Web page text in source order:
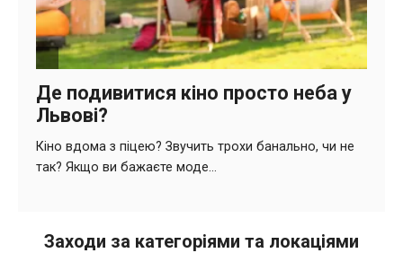
Заходи за категоріями та локаціями